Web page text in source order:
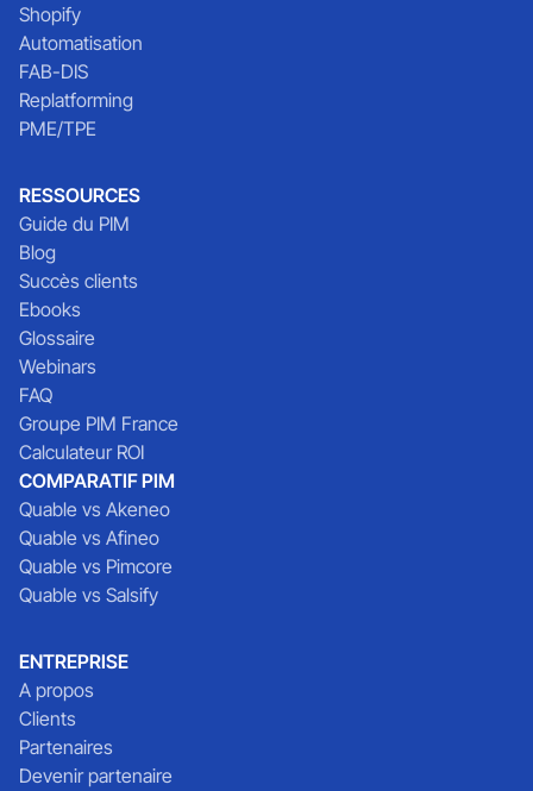
Shopify
Automatisation
FAB-DIS
Replatforming
PME/TPE
RESSOURCES
Guide du PIM
Blog
Succès clients
Ebooks
Glossaire
Webinars
FAQ
Groupe PIM France
Calculateur ROI
COMPARATIF PIM
Quable vs Akeneo
Quable vs Afineo
Quable vs Pimcore
Quable vs Salsify
ENTREPRISE
A propos
Clients
Partenaires
Devenir partenaire